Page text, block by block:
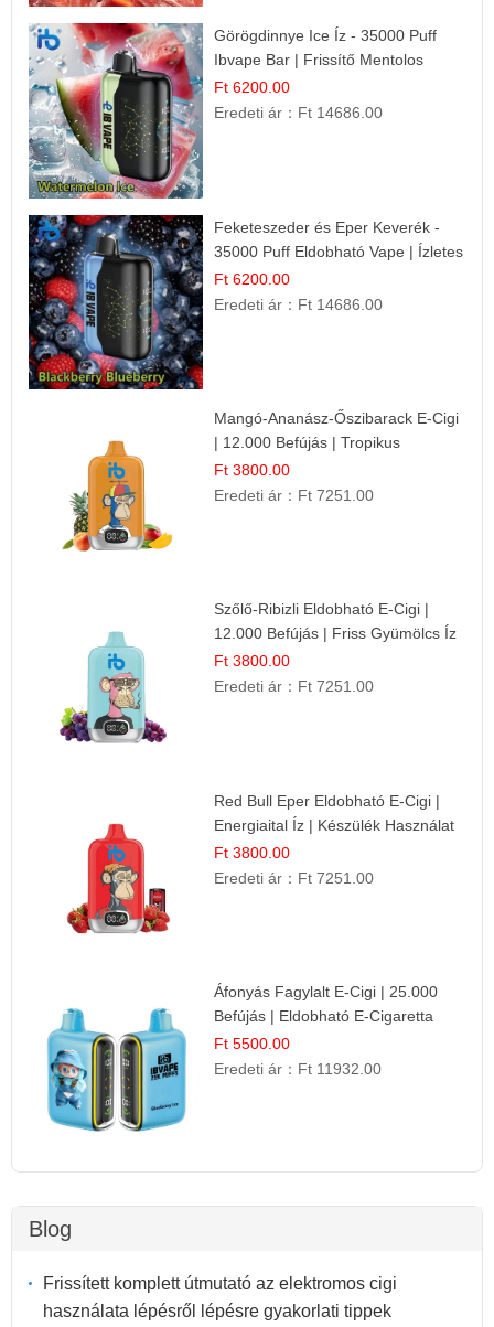
Görögdinnye Ice Íz - 35000 Puff
Ibvape Bar | Frissítő Mentolos
Élmény!
Ft 6200.00
Eredeti ár： Ft 14686.00
Feketeszeder és Eper Keverék -
35000 Puff Eldobható Vape | Ízletes
Gyümölcsökombináció!
Ft 6200.00
Eredeti ár： Ft 14686.00
Mangó-Ananász-Őszibarack E-Cigi
| 12.000 Befújás | Tropikus
Gyümölcs Íz
Ft 3800.00
Eredeti ár： Ft 7251.00
Szőlő-Ribizli Eldobható E-Cigi |
12.000 Befújás | Friss Gyümölcs Íz
Ft 3800.00
Eredeti ár： Ft 7251.00
Red Bull Eper Eldobható E-Cigi |
Energiaital Íz | Készülék Használat
Ft 3800.00
Eredeti ár： Ft 7251.00
Áfonyás Fagylalt E-Cigi | 25.000
Befújás | Eldobható E-Cigaretta
Ft 5500.00
Eredeti ár： Ft 11932.00
Blog
Frissített komplett útmutató az elektromos cigi
használata lépésről lépésre gyakorlati tippek